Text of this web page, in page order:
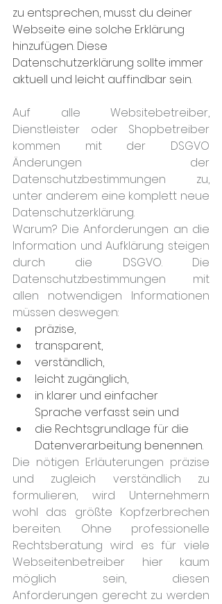
zu entsprechen, musst du deiner
Webseite eine solche Erklärung
hinzufügen. Diese
Datenschutzerklärung sollte immer
aktuell und leicht auffindbar sein.
Auf alle Websitebetreiber,
Dienstleister oder Shopbetreiber
kommen mit der DSGVO
Änderungen der
Datenschutzbestimmungen zu,
unter anderem eine komplett neue
Datenschutzerklärung.
Warum? Die Anforderungen an die
Information und Aufklärung steigen
durch die DSGVO. Die
Datenschutzbestimmungen mit
allen notwendigen Informationen
müssen deswegen:
präzise,
transparent,
verständlich,
leicht zugänglich,
in klarer und einfacher
Sprache verfasst sein und
die Rechtsgrundlage für die
Datenverarbeitung benennen.
Die nötigen Erläuterungen präzise
und zugleich verständlich zu
formulieren, wird Unternehmern
wohl das größte Kopfzerbrechen
bereiten. Ohne professionelle
Rechtsberatung wird es für viele
Webseitenbetreiber hier kaum
möglich sein, diesen
Anforderungen gerecht zu werden